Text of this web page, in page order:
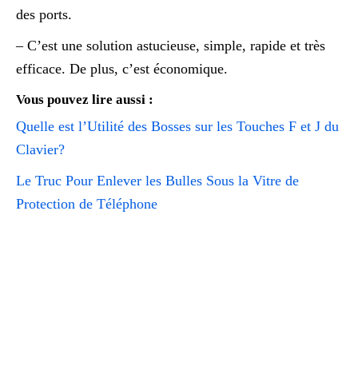
des ports.
– C’est une solution astucieuse, simple, rapide et très
efficace. De plus, c’est économique.
Vous pouvez lire aussi :
Quelle est l’Utilité des Bosses sur les Touches F et J du
Clavier?
Le Truc Pour Enlever les Bulles Sous la Vitre de
Protection de Téléphone